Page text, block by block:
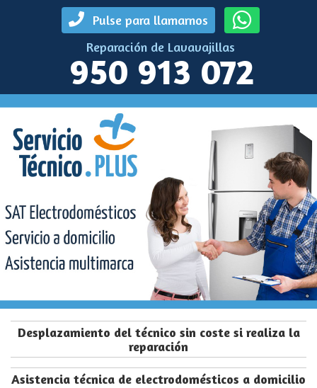
Pulse para llamarnos
Reparación de Lavavajillas
950 913 072
Desplazamiento del técnico sin coste si realiza la
reparación
Asistencia técnica de electrodomésticos a domicilio